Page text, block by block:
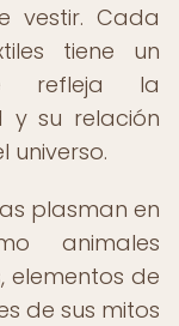
vestir. Cada
tiene un
refleja la
y su relación
universo.
plasman en
animales
elementos de
de sus mitos